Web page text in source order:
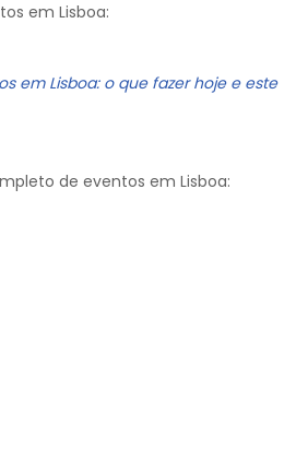
em Lisboa:
em Lisboa: o que fazer hoje e este
de eventos em Lisboa: